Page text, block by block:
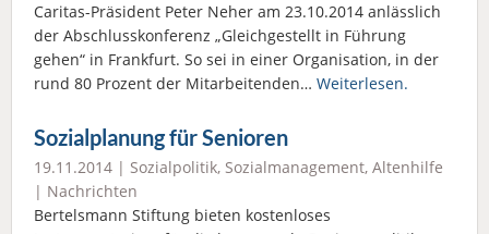
Caritas-Präsident Peter Neher am 23.10.2014 anlässlich
der Abschlusskonferenz „Gleichgestellt in Führung
gehen“ in Frankfurt. So sei in einer Organisation, in der
rund 80 Prozent der Mitarbeitenden… Weiterlesen.
Sozialplanung für Senioren
19.11.2014 | Sozialpolitik, Sozialmanagement, Altenhilfe
| Nachrichten
Bertelsmann Stiftung bieten kostenloses